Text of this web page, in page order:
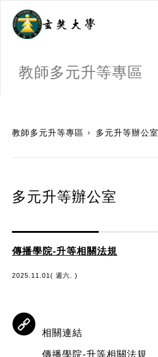
教師多元升等專區
教師多元升等專區 多元升等辦公室
多元升等辦公室
傳播學院-升等相關法規
2025.11.01( 週六. )
相關連結
傳播學院-升等相關法規